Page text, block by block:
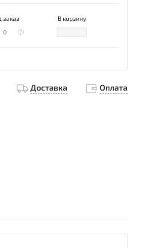
заказ
В корзину
0
Доставка Оплата